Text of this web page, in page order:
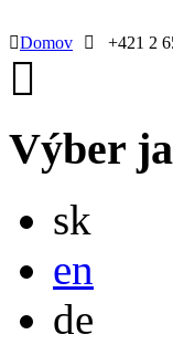
Domov +421 2
Výber
sk
en
de